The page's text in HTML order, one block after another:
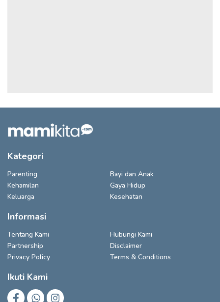
Kategori
Parenting
Bayi dan Anak
Kehamilan
Gaya Hidup
Keluarga
Kesehatan
Informasi
Tentang Kami
Hubungi Kami
Partnership
Disclaimer
Privacy Policy
Terms & Conditions
Ikuti Kami